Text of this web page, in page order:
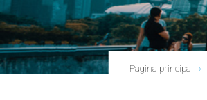
Pagina principal ›